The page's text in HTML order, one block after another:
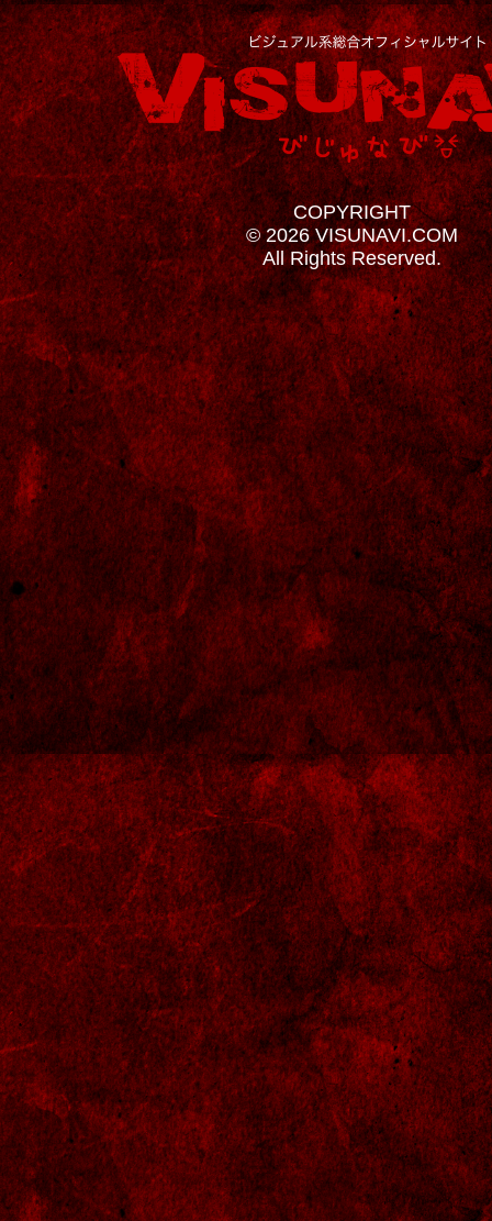
COPYRIGHT
© 2026 VISUNAVI.COM
All Rights Reserved.